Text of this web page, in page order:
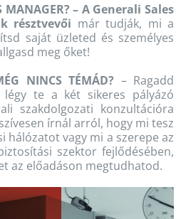
MANAGER? – A Generali Sales
résztvevői már tudják, mi a
saját üzleted és személyes
meg őket!
NINCS TÉMÁD? – Ragadd
te a két sikeres pályázó
szakdolgozati konzultációra
írnál arról, hogy mi tesz
hálózatot vagy mi a szerepe az
szektor fejlődésében,
az előadáson megtudhatod.